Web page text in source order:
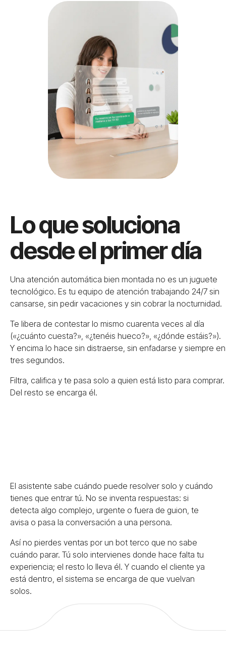
Lo que soluciona
desde el primer día
Una atención automática bien montada no es un juguete
tecnológico. Es tu equipo de atención trabajando 24/7 sin
cansarse, sin pedir vacaciones y sin cobrar la nocturnidad.
Te libera de contestar lo mismo cuarenta veces al día
(«¿cuánto cuesta?», «¿tenéis hueco?», «¿dónde estáis?»).
Y encima lo hace sin distraerse, sin enfadarse y siempre en
tres segundos.
Filtra, califica y te pasa solo a quien está listo para comprar.
Del resto se encarga él.
El asistente sabe cuándo puede resolver solo y cuándo
tienes que entrar tú. No se inventa respuestas: si
detecta algo complejo, urgente o fuera de guion, te
avisa o pasa la conversación a una persona.
Así no pierdes ventas por un bot terco que no sabe
cuándo parar. Tú solo intervienes donde hace falta tu
experiencia; el resto lo lleva él. Y cuando el cliente ya
está dentro, el sistema se encarga de que vuelvan
solos.